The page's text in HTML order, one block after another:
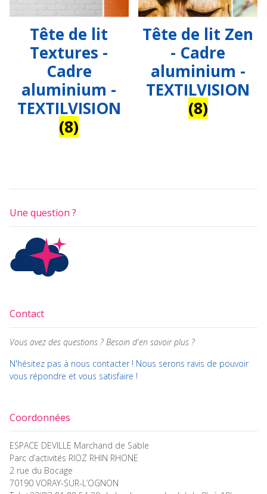
Tête de lit
Textures -
Cadre
aluminium -
TEXTILVISION
(8)
Tête de lit Zen
- Cadre
aluminium -
TEXTILVISION
(8)
Une question ?
Contact
Vous avez des questions ? Besoin d'en savoir plus ?
N'hésitez pas à nous contacter ! Nous serons ravis de pouvoir
vous répondre et vous satisfaire !
Coordonnées
ESPACE DEVILLE Marchand de Sable
Parc d’activités RIOZ RHIN RHONE
2 rue du Bocage
70190 VORAY-SUR-L’OGNON